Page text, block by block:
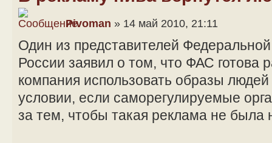
Pivoman » 14 май 2010, 21:11
Один из представителей
России заявил о том, что ФАС готова
компания использовать образы
условии, если саморегулируемые
за тем, чтобы такая реклама не была